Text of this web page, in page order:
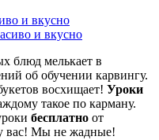
и вкусно
блюд мелькает в
об обучении карвингу.
восхищает! Уроки
такое по карману.
бесплатно от
вас! Мы не жадные!